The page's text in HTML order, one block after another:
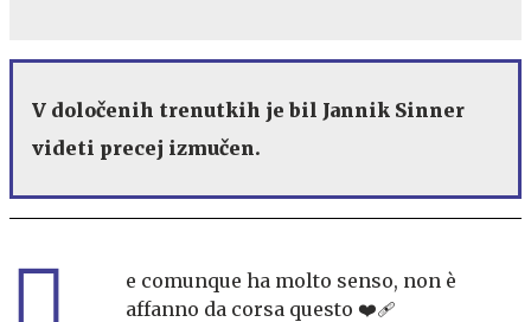
V določenih trenutkih je bil Jannik Sinner
videti precej izmučen.
e comunque ha molto senso, non è
affanno da corsa questo ❤️‍🩹